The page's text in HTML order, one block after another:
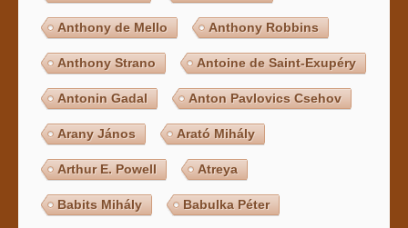
Anthony de Mello Anthony Robbins
Anthony Strano Antoine de Saint-Exupéry
Antonin Gadal Anton Pavlovics Csehov
Arany János Arató Mihály
Arthur E. Powell Atreya
Babits Mihály Babulka Péter